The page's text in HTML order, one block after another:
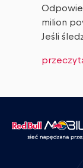
milion
Jeśli